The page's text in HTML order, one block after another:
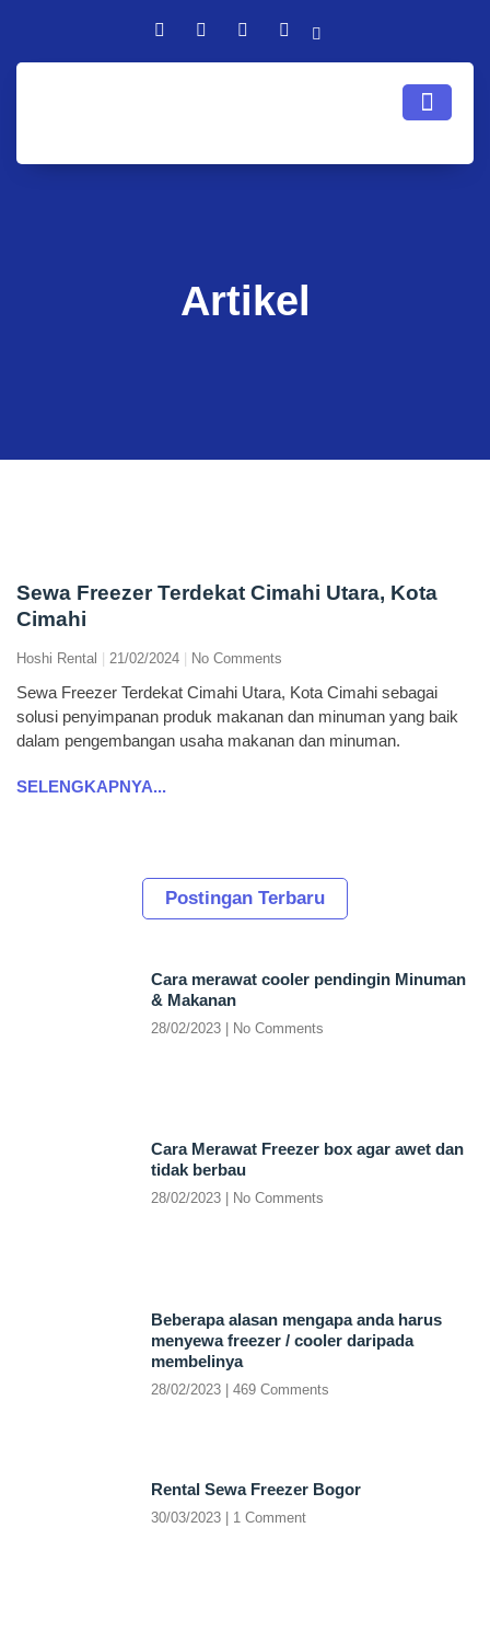
Artikel
Sewa Freezer Terdekat Cimahi Utara, Kota
Cimahi
Hoshi Rental 21/02/2024 No Comments
Sewa Freezer Terdekat Cimahi Utara, Kota Cimahi sebagai
solusi penyimpanan produk makanan dan minuman yang baik
dalam pengembangan usaha makanan dan minuman.
SELENGKAPNYA...
Postingan Terbaru
Cara merawat cooler pendingin Minuman
& Makanan
28/02/2023 No Comments
Cara Merawat Freezer box agar awet dan
tidak berbau
28/02/2023 No Comments
Beberapa alasan mengapa anda harus
menyewa freezer / cooler daripada
membelinya
28/02/2023 469 Comments
Rental Sewa Freezer Bogor
30/03/2023 1 Comment